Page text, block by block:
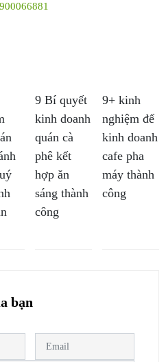
9 Bí quyết
kinh doanh
quán cà
phê kết
hợp ăn
sáng thành
công
9+ kinh
nghiệm để
kinh doanh
cafe pha
máy thành
công
bạn